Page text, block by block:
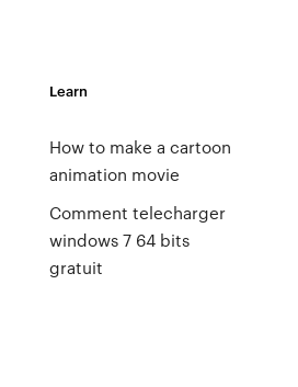
Learn
How to make a cartoon
animation movie
Comment telecharger
windows 7 64 bits
gratuit